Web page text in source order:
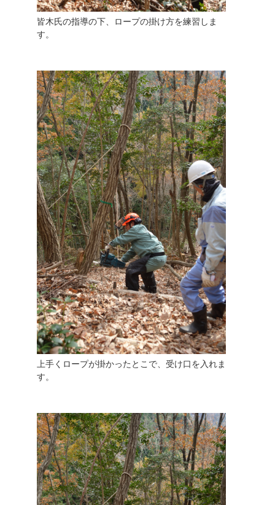
皆木氏の指導の下、ロープの掛け方を練習しま
す。
上手くロープが掛かったとこで、受け口を入れま
す。